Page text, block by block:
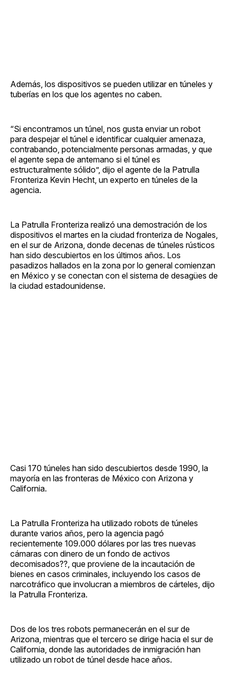
Además, los dispositivos se pueden utilizar en túneles y
tuberías en los que los agentes no caben.
“Si encontramos un túnel, nos gusta enviar un robot
para despejar el túnel e identificar cualquier amenaza,
contrabando, potencialmente personas armadas, y que
el agente sepa de antemano si el túnel es
estructuralmente sólido”, dijo el agente de la Patrulla
Fronteriza Kevin Hecht, un experto en túneles de la
agencia.
La Patrulla Fronteriza realizó una demostración de los
dispositivos el martes en la ciudad fronteriza de Nogales,
en el sur de Arizona, donde decenas de túneles rústicos
han sido descubiertos en los últimos años. Los
pasadizos hallados en la zona por lo general comienzan
en México y se conectan con el sistema de desagües de
la ciudad estadounidense.
Casi 170 túneles han sido descubiertos desde 1990, la
mayoría en las fronteras de México con Arizona y
California.
La Patrulla Fronteriza ha utilizado robots de túneles
durante varios años, pero la agencia pagó
recientemente 109.000 dólares por las tres nuevas
cámaras con dinero de un fondo de activos
decomisados??, que proviene de la incautación de
bienes en casos criminales, incluyendo los casos de
narcotráfico que involucran a miembros de cárteles, dijo
la Patrulla Fronteriza.
Dos de los tres robots permanecerán en el sur de
Arizona, mientras que el tercero se dirige hacia el sur de
California, donde las autoridades de inmigración han
utilizado un robot de túnel desde hace años.